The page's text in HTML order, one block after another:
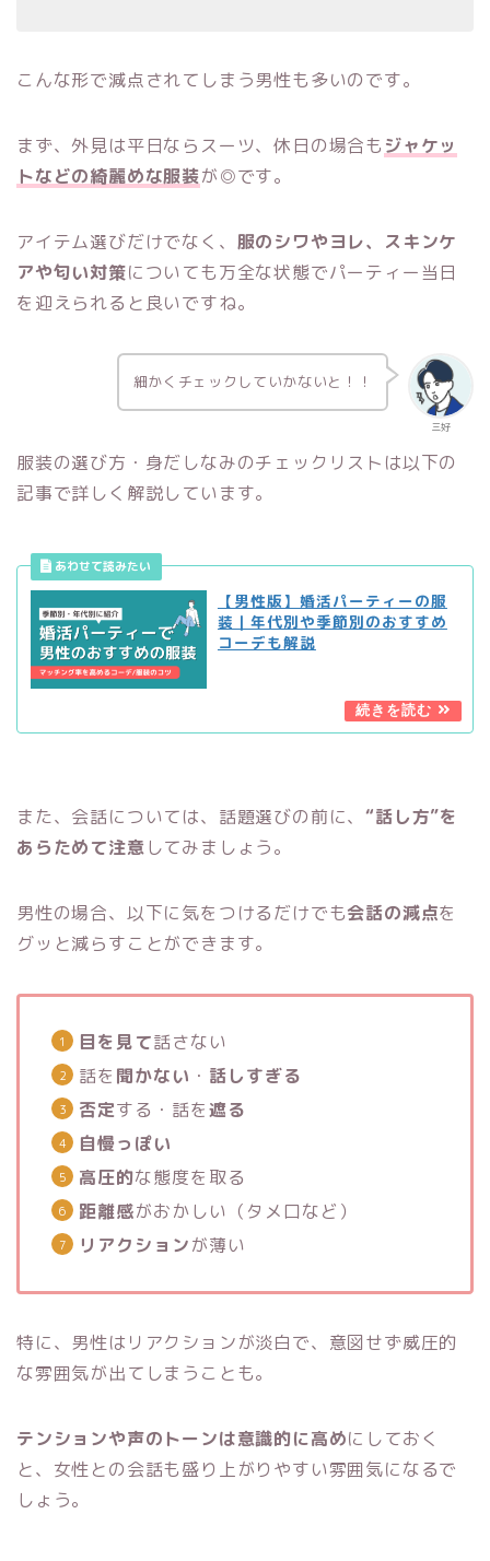
こんな形で減点されてしまう男性も多いのです。
まず、外見は平日ならスーツ、休日の場合も ジャケッ
トなどの綺麗めな服装が◎です。
アイテム選びだけでなく、 服のシワやヨレ、スキンケ
アや匂い対策についても万全な状態でパーティー当日
を迎えられると良いですね。
三好
細かくチェックしていかないと！！
服装の選び方・身だしなみのチェックリストは以下の
記事で詳しく解説しています。
【男性版】婚活パーティーの服
装｜年代別や季節別のおすすめ
コーデも解説
また、会話については、話題選びの前に、“話し方”を
あらためて注意してみましょう。
男性の場合、以下に気をつけるだけでも会話の減点を
グッと減らすことができます。
目を見て話さない
話を 聞かない ・ 話しすぎる
否定する・話を遮る
自慢っぽい
高圧的な態度を取る
距離感がおかしい（タメ口など）
リアクションが薄い
特に、男性はリアクションが淡白で、意図せず威圧的
な雰囲気が出てしまうことも。
テンションや声のトーンは意識的に高めにしておく
と、女性との会話も盛り上がりやすい雰囲気になるで
しょう。